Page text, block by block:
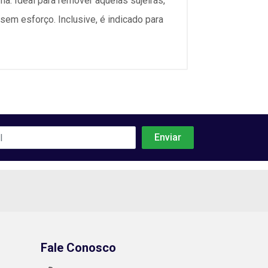
esforço. Inclusive, é indicado para
Fale Conosco